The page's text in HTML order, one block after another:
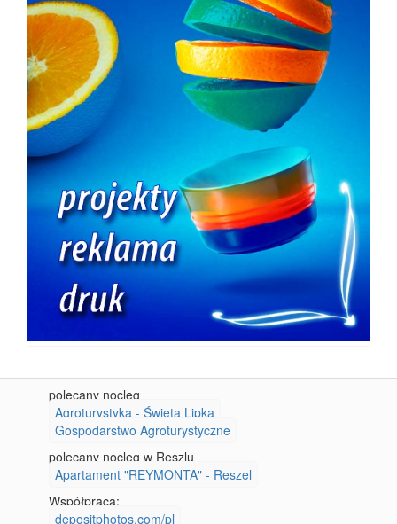
polecany nocleg
Agroturystyka - Święta Lipka
Gospodarstwo Agroturystyczne
polecany nocleg w Reszlu
Apartament "REYMONTA" - Reszel
Współpraca:
depositphotos.com/pl